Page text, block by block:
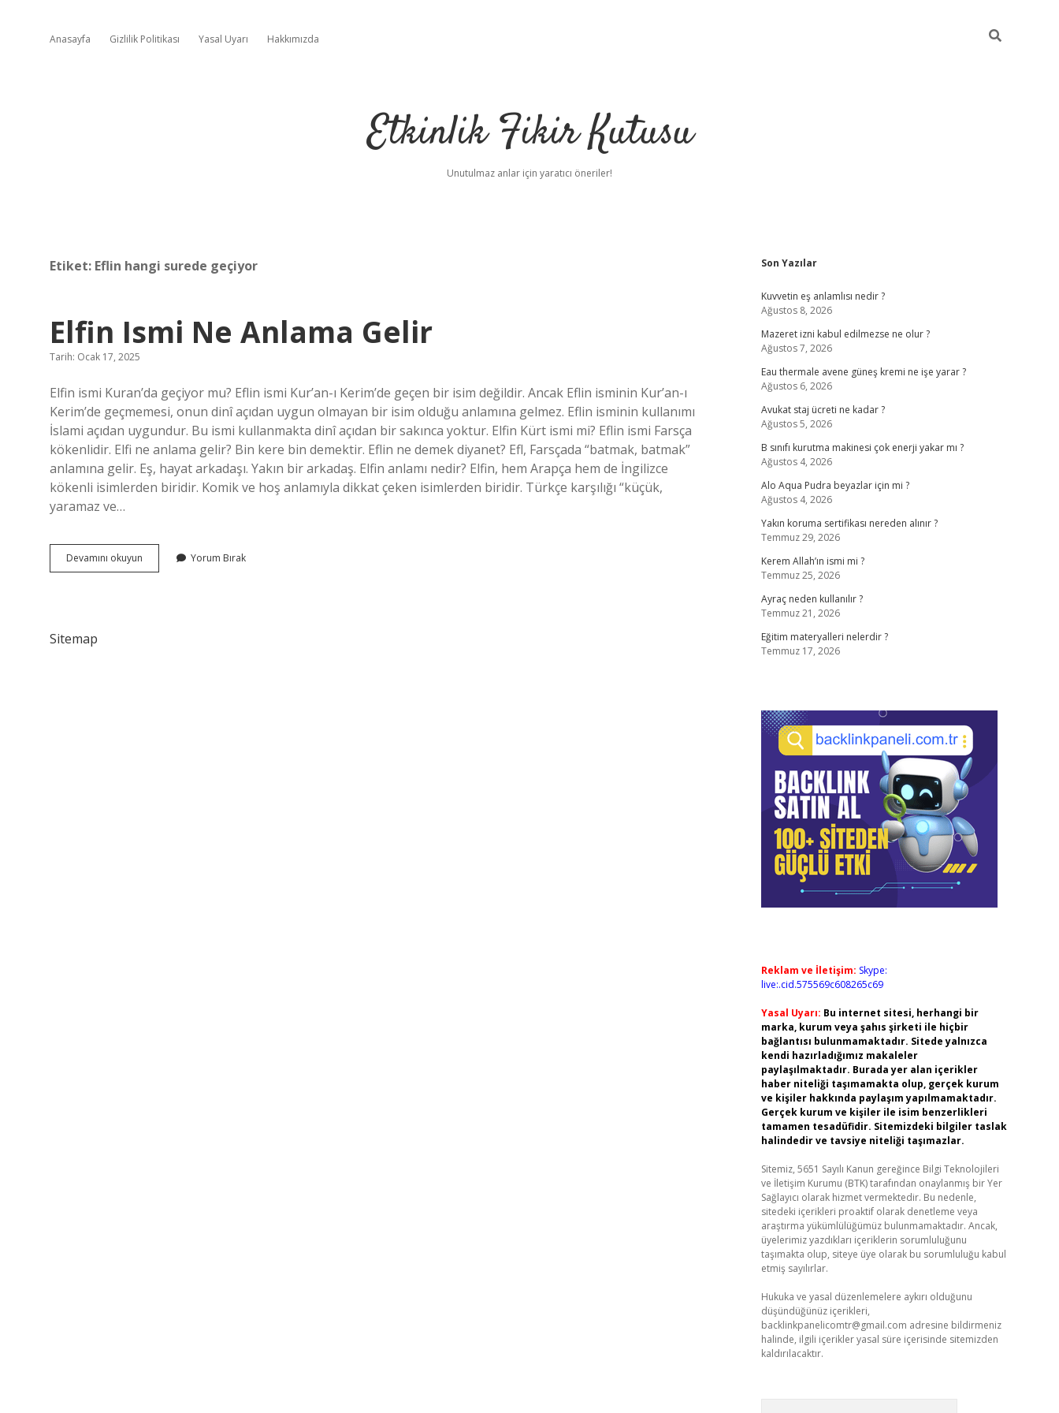
Anasayfa Gizlilik Politikası Yasal Uyarı Hakkımızda
Etkinlik Fikir Kutusu
Unutulmaz anlar için yaratıcı öneriler!
Etiket: Eflin hangi surede geçiyor
Elfin Ismi Ne Anlama Gelir
Tarih: Ocak 17, 2025
Elfin ismi Kuran’da geçiyor mu? Eflin ismi Kur’an-ı Kerim’de geçen bir isim değildir. Ancak Eflin isminin Kur’an-ı
Kerim’de geçmemesi, onun dinî açıdan uygun olmayan bir isim olduğu anlamına gelmez. Eflin isminin kullanımı
İslami açıdan uygundur. Bu ismi kullanmakta dinî açıdan bir sakınca yoktur. Elfin Kürt ismi mi? Eflin ismi Farsça
kökenlidir. Elfi ne anlama gelir? Bin kere bin demektir. Eflin ne demek diyanet? Efl, Farsçada “batmak, batmak”
anlamına gelir. Eş, hayat arkadaşı. Yakın bir arkadaş. Elfin anlamı nedir? Elfin, hem Arapça hem de İngilizce
kökenli isimlerden biridir. Komik ve hoş anlamıyla dikkat çeken isimlerden biridir. Türkçe karşılığı “küçük,
yaramaz ve…
Devamını okuyun
Ismi
Yorum Bırak
Sitemap
Sidebar
Son Yazılar
Kuvvetin eş anlamlısı nedir ?
Ağustos 8, 2026
Mazeret izni kabul edilmezse ne olur ?
Ağustos 7, 2026
Eau thermale avene güneş kremi ne işe yarar ?
Ağustos 6, 2026
Avukat staj ücreti ne kadar ?
Ağustos 5, 2026
B sınıfı kurutma makinesi çok enerji yakar mı ?
Ağustos 4, 2026
Alo Aqua Pudra beyazlar için mi ?
Ağustos 4, 2026
Yakın koruma sertifikası nereden alınır ?
Temmuz 29, 2026
Kerem Allah’ın ismi mi ?
Temmuz 25, 2026
Ayraç neden kullanılır ?
Temmuz 21, 2026
Eğitim materyalleri nelerdir ?
Temmuz 17, 2026
Reklam ve İletişim: Skype:
live:.cid.575569c608265c69
Yasal Uyarı: Bu internet sitesi, herhangi bir
marka, kurum veya şahıs şirketi ile hiçbir
bağlantısı bulunmamaktadır. Sitede yalnızca
kendi hazırladığımız makaleler
paylaşılmaktadır. Burada yer alan içerikler
haber niteliği taşımamakta olup, gerçek kurum
ve kişiler hakkında paylaşım yapılmamaktadır.
Gerçek kurum ve kişiler ile isim benzerlikleri
tamamen tesadüfidir. Sitemizdeki bilgiler taslak
halindedir ve tavsiye niteliği taşımazlar.
Sitemiz, 5651 Sayılı Kanun gereğince Bilgi Teknolojileri
ve İletişim Kurumu (BTK) tarafından onaylanmış bir Yer
Sağlayıcı olarak hizmet vermektedir. Bu nedenle,
sitedeki içerikleri proaktif olarak denetleme veya
araştırma yükümlülüğümüz bulunmamaktadır. Ancak,
üyelerimiz yazdıkları içeriklerin sorumluluğunu
taşımakta olup, siteye üye olarak bu sorumluluğu kabul
etmiş sayılırlar.
Hukuka ve yasal düzenlemelere aykırı olduğunu
düşündüğünüz içerikleri,
backlinkpanelicomtr@gmail.com adresine bildirmeniz
halinde, ilgili içerikler yasal süre içerisinde sitemizden
kaldırılacaktır.